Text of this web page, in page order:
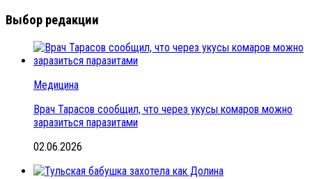
Выбор редакции
Медицина
Врач Тарасов сообщил, что через укусы комаров можно
заразиться паразитами
02.06.2026